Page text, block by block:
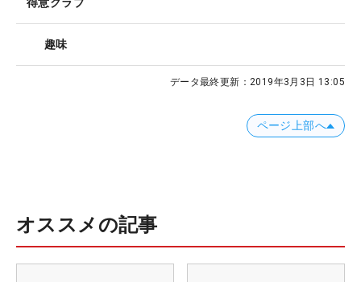
趣味
データ最終更新： 2019年3月3日 13:05
ページ上部へ
オススメの記事